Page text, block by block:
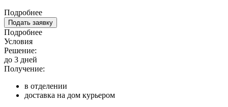
Подробнее
Подать заявку
Подробнее
Условия
Решение:
до 3 дней
Получение:
в отделении
доставка на дом курьером